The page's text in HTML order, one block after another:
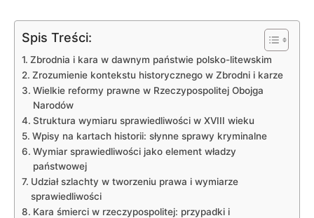
Spis Treści:
Zbrodnia i kara w dawnym państwie polsko-litewskim
Zrozumienie kontekstu historycznego w Zbrodni i karze
Wielkie reformy prawne w Rzeczypospolitej Obojga
Narodów
Struktura wymiaru sprawiedliwości w XVIII wieku
Wpisy na kartach historii: słynne sprawy kryminalne
Wymiar sprawiedliwości jako element władzy
państwowej
Udział szlachty w tworzeniu prawa i wymiarze
sprawiedliwości
Kara śmierci w rzeczypospolitej: przypadki i